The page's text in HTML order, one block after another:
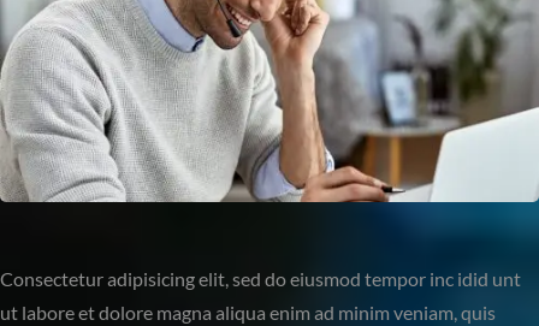
Consectetur adipisicing elit, sed do eiusmod tempor inc idid unt
ut labore et dolore magna aliqua enim ad minim veniam, quis